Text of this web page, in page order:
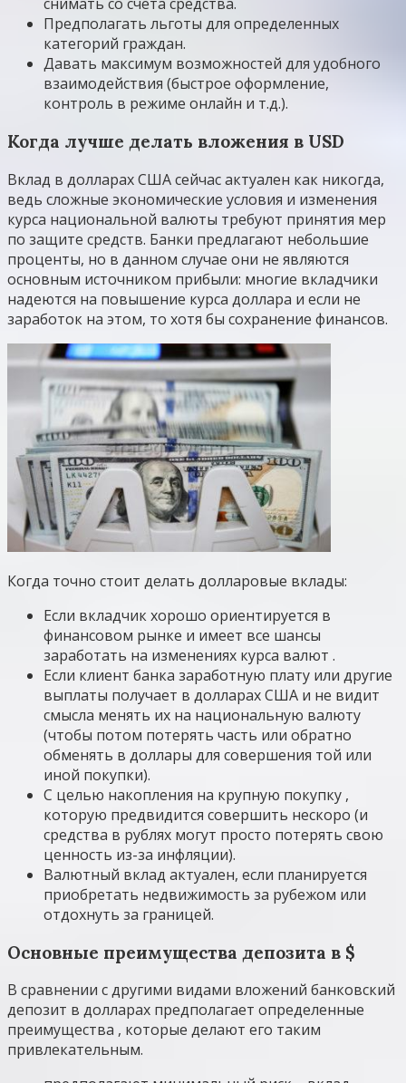
снимать со счета средства.
Предполагать льготы для определенных
категорий граждан.
Давать максимум возможностей для удобного
взаимодействия (быстрое оформление,
контроль в режиме онлайн и т.д.).
Когда лучше делать вложения в USD
Вклад в долларах США сейчас актуален как никогда,
ведь сложные экономические условия и изменения
курса национальной валюты требуют принятия мер
по защите средств. Банки предлагают небольшие
проценты, но в данном случае они не являются
основным источником прибыли: многие вкладчики
надеются на повышение курса доллара и если не
заработок на этом, то хотя бы сохранение финансов.
Когда точно стоит делать долларовые вклады:
Если вкладчик хорошо ориентируется в
финансовом рынке и имеет все шансы
заработать на изменениях курса валют .
Если клиент банка заработную плату или другие
выплаты получает в долларах США и не видит
смысла менять их на национальную валюту
(чтобы потом потерять часть или обратно
обменять в доллары для совершения той или
иной покупки).
С целью накопления на крупную покупку ,
которую предвидится совершить нескоро (и
средства в рублях могут просто потерять свою
ценность из-за инфляции).
Валютный вклад актуален, если планируется
приобретать недвижимость за рубежом или
отдохнуть за границей.
Основные преимущества депозита в $
В сравнении с другими видами вложений банковский
депозит в долларах предполагает определенные
преимущества , которые делают его таким
привлекательным.